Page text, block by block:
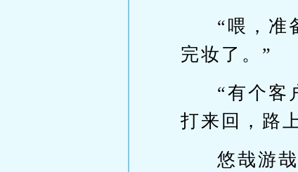
“喂，准
完妆了。”
“有个客
打来回，路
悠哉游